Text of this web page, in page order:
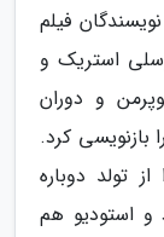
فیلم
استریک و
و دوران
بازنویسی کرد.
تولد دوباره
و استودیو هم